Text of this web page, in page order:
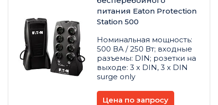
питания Eaton Protection
Station 500
Номинальная мощность:
500 ВА / 250 Вт; входные
разъемы: DIN; розетки на
выходе: 3 х DIN, 3 х DIN
surge only
Цена по запросу